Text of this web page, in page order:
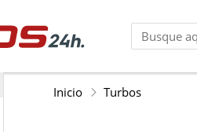
Inicio Turbos